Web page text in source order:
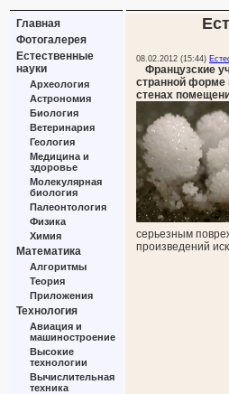
Главная
Фотогалерея
Естественные
науки
Археология
Астрономия
Биология
Ветеринария
Геология
Медицина и
здоровье
Молекулярная
биология
Палеонтология
Физика
Химия
Математика
Алгоритмы
Теория
Приложения
Технология
Авиация и
машиностроение
Высокие
технологии
Вычислительная
техника
08.02.2012 (15:44)
Французские
странной форме
стенах
серьезным
произведений